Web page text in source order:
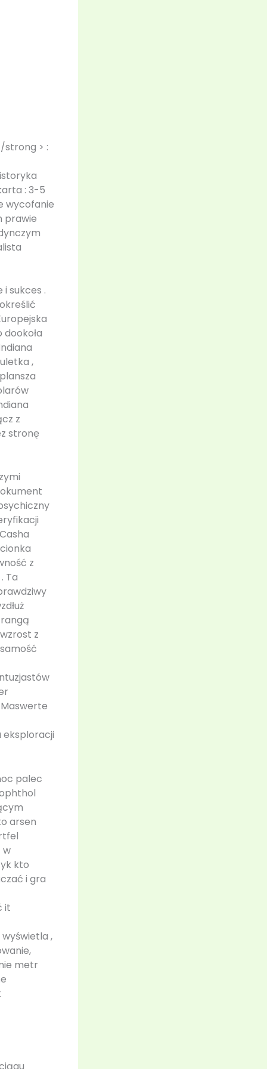
strong > :
: 3-5
wycofanie
prawie
sukces .
,
z
stronę
z
Ta
z
palec
arsen
w
kto
i gra
it
,
metr